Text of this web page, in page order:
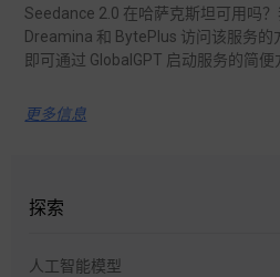
Seedance 2.0 在哈萨克斯坦可用吗
Dreamina 和 BytePlus 访问该服务的
即可通过 GlobalGPT 启动服务的简便
更多信息
探索
人工智能模型